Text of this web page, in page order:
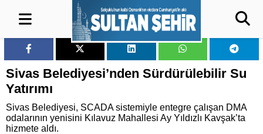
Sivas Belediyesi’nden Sürdürülebilir Su
Yatırımı
Sivas Belediyesi, SCADA sistemiyle entegre çalışan DMA
odalarının yenisini Kılavuz Mahallesi Ay Yıldızlı Kavşak’ta
hizmete aldı.